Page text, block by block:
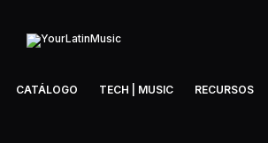
CATÁLOGO TECH | MUSIC RECURSOS